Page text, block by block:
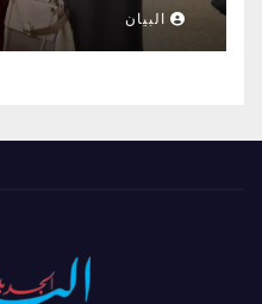
العمراني والحراك
أنثويٌة مدهشة”
البيان